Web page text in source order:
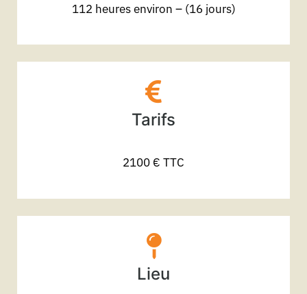
112 heures environ – (16 jours)
Tarifs
2100 € TTC
Lieu